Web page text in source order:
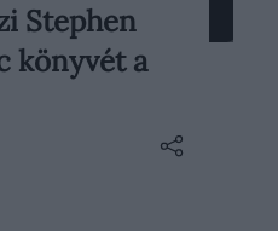
hogy sorozat
nagy sikerű
vére folyjon
a platform egyik
Stephen
könyvét a